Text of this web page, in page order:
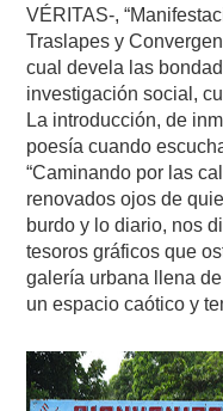
VÉRITAS-,
Traslapes y
cual devela las
investigación social,
La introducción, de
poesía cuando
“Caminando por las
renovados ojos de
burdo y lo diario, nos
tesoros gráficos que
galería urbana llena
un espacio caótico y